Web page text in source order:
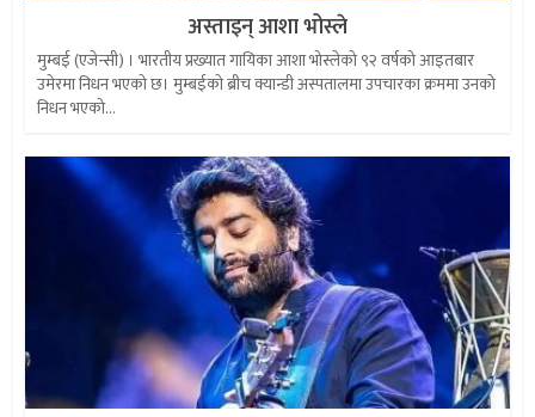
अस्ताइन् आशा भोस्ले
मुम्बई (एजेन्सी) । भारतीय प्रख्यात गायिका आशा भोस्लेको ९२ वर्षको आइतबार
उमेरमा निधन भएको छ। मुम्बईकाे ब्रीच क्यान्डी अस्पतालमा उपचारका क्रममा उनको
निधन भएको...